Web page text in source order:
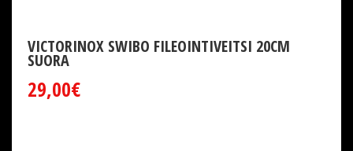
VICTORINOX SWIBO FILEOINTIVEITSI 20CM
SUORA
29,00€